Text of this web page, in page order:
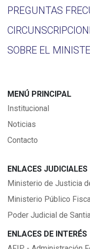
PREGUNTAS
SOBRE EL
MENÚ PRINCIPAL
Institucional
Noticias
Contacto
ENLACES JUDICIALES
Ministerio de Justicia
Ministerio Público
Poder Judicial de
ENLACES DE INTERÉS